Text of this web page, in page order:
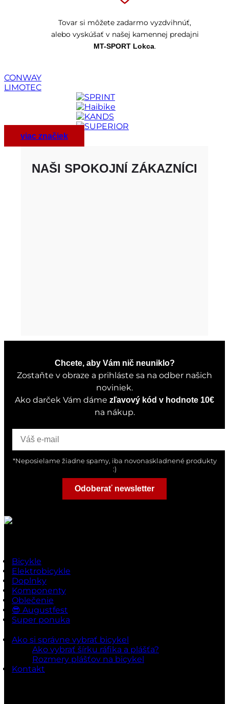
Tovar si môžete zadarmo vyzdvihnúť,
alebo vyskúšať v našej kamennej predajni
MT-SPORT Lokca.
CONWAY
LIMOTEC
viac značiek
NAŠI SPOKOJNÍ ZÁKAZNÍCI
Chcete, aby Vám nič neuniklo?
Zostaňte v obraze a prihláste sa na odber našich
noviniek.
Ako darček Vám dáme zľavový kód v hodnote 10€
na nákup.
*Neposielame žiadne spamy, iba novonaskladnené produkty
:)
Odoberať newsletter
Bicykle
Elektrobicykle
Doplnky
Komponenty
Oblečenie
😎 Augustfest
Super ponuka
Ako si správne vybrať bicykel
Ako vybrať šírku ráfika a plášťa?
Rozmery plášťov na bicykel
Kontakt